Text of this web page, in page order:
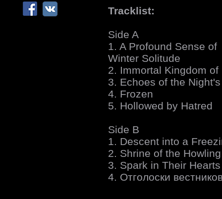
Tracklist:
Side A
1. A Profound Sense of
Winter Solitude
2. Immortal Kingdom of
3. Echoes of the
4. Frozen
5. Hollowed by Hatred
Side B
1. Descent into a
2. Shrine of the
3. Spark in Their Hearts
4. Отголоски